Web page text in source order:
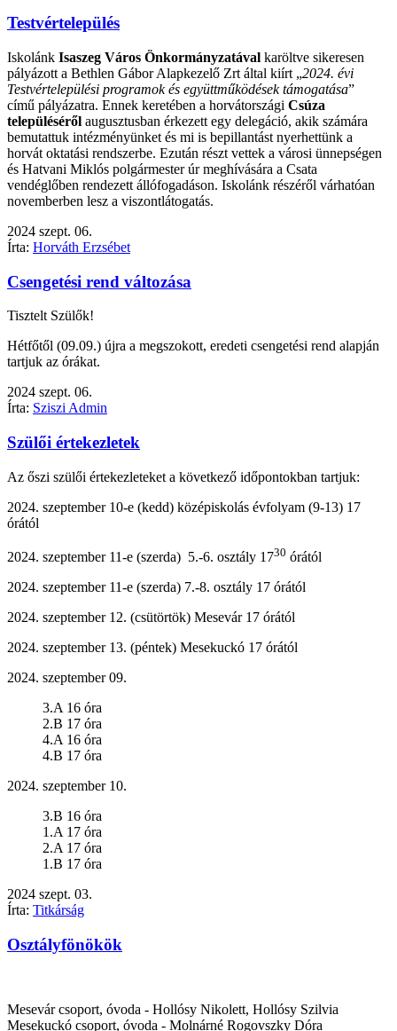
Testvértelepülés
Iskolánk Isaszeg Város Önkormányzatával karöltve sikeresen
pályázott a Bethlen Gábor Alapkezelő Zrt által kiírt „2024. évi
Testvértelepülési programok és együttműködések támogatása”
című pályázatra. Ennek keretében a horvátországi Csúza
településéről augusztusban érkezett egy delegáció, akik számára
bemutattuk intézményünket és mi is bepillantást nyerhettünk a
horvát oktatási rendszerbe. Ezután részt vettek a városi ünnepségen
és Hatvani Miklós polgármester úr meghívására a Csata
vendéglőben rendezett állófogadáson. Iskolánk részéről várhatóan
novemberben lesz a viszontlátogatás.
2024 szept. 06.
Írta: Horváth Erzsébet
Csengetési rend változása
Tisztelt Szülők!
Hétfőtől (09.09.) újra a megszokott, eredeti csengetési rend alapján
tartjuk az órákat.
2024 szept. 06.
Írta: Sziszi Admin
Szülői értekezletek
Az őszi szülői értekezleteket a következő időpontokban tartjuk:
2024. szeptember 10-e (kedd) középiskolás évfolyam (9-13) 17
órától
2024. szeptember 11-e (szerda) 5.-6. osztály 1730 órától
2024. szeptember 11-e (szerda) 7.-8. osztály 17 órától
2024. szeptember 12. (csütörtök) Mesevár 17 órától
2024. szeptember 13. (péntek) Mesekuckó 17 órától
2024. szeptember 09.
3.A 16 óra
2.B 17 óra
4.A 16 óra
4.B 17 óra
2024. szeptember 10.
3.B 16 óra
1.A 17 óra
2.A 17 óra
1.B 17 óra
2024 szept. 03.
Írta: Titkárság
Osztályfönökök
Mesevár csoport, óvoda - Hollósy Nikolett, Hollósy Szilvia
Mesekuckó csoport, óvoda - Molnárné Rogovszky Dóra